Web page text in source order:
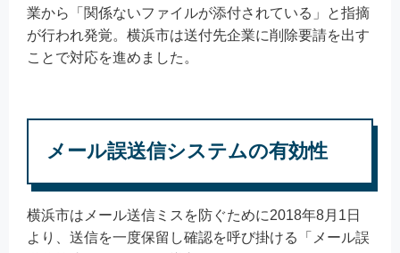
業から「関係ないファイルが添付されている」と指摘
が行われ発覚。横浜市は送付先企業に削除要請を出す
ことで対応を進めました。
メール誤送信システムの有効性
横浜市はメール送信ミスを防ぐために2018年8月1日
より、送信を一度保留し確認を呼び掛ける「メール誤